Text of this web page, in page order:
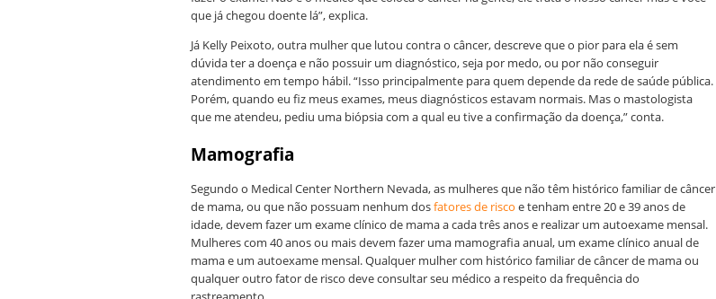
que já chegou doente lá”, explica.
Já Kelly Peixoto, outra mulher que lutou contra o câncer, descreve que o pior para ela é sem
dúvida ter a doença e não possuir um diagnóstico, seja por medo, ou por não conseguir
atendimento em tempo hábil. “Isso principalmente para quem depende da rede de saúde pública.
Porém, quando eu fiz meus exames, meus diagnósticos estavam normais. Mas o mastologista
que me atendeu, pediu uma biópsia com a qual eu tive a confirmação da doença,” conta.
Mamografia
Segundo o Medical Center Northern Nevada, as mulheres que não têm histórico familiar de câncer
de mama, ou que não possuam nenhum dosfatores de risco e tenham entre 20 e 39 anos de
idade, devem fazer um exame clínico de mama a cada três anos e realizar um autoexame mensal.
Mulheres com 40 anos ou mais devem fazer uma mamografia anual, um exame clínico anual de
mama e um autoexame mensal. Qualquer mulher com histórico familiar de câncer de mama ou
qualquer outro fator de risco deve consultar seu médico a respeito da frequência do